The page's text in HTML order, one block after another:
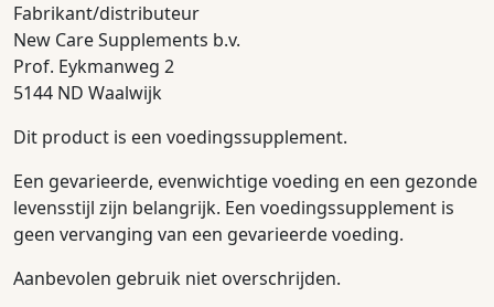
Fabrikant/distributeur
New Care Supplements b.v.
Prof. Eykmanweg 2
5144 ND Waalwijk
Dit product is een voedingssupplement.
Een gevarieerde, evenwichtige voeding en een gezonde
levensstijl zijn belangrijk. Een voedingssupplement is
geen vervanging van een gevarieerde voeding.
Aanbevolen gebruik niet overschrijden.